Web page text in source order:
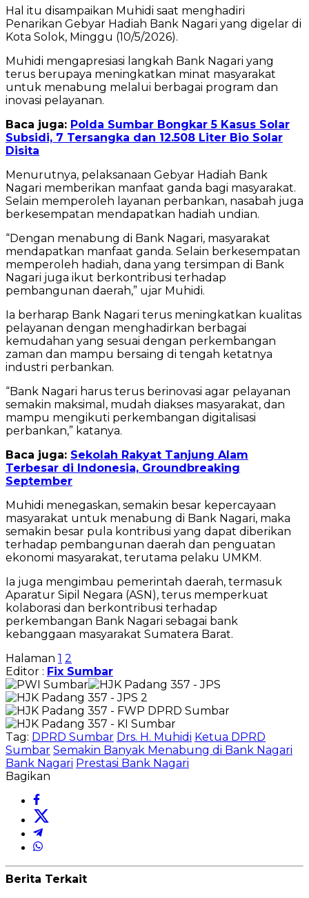
Hal itu disampaikan Muhidi saat menghadiri
Penarikan Gebyar Hadiah Bank Nagari yang digelar di
Kota Solok, Minggu (10/5/2026).
Muhidi mengapresiasi langkah Bank Nagari yang
terus berupaya meningkatkan minat masyarakat
untuk menabung melalui berbagai program dan
inovasi pelayanan.
Baca juga: Polda Sumbar Bongkar 5 Kasus Solar
Subsidi, 7 Tersangka dan 12.508 Liter Bio Solar
Disita
Menurutnya, pelaksanaan Gebyar Hadiah Bank
Nagari memberikan manfaat ganda bagi masyarakat.
Selain memperoleh layanan perbankan, nasabah juga
berkesempatan mendapatkan hadiah undian.
“Dengan menabung di Bank Nagari, masyarakat
mendapatkan manfaat ganda. Selain berkesempatan
memperoleh hadiah, dana yang tersimpan di Bank
Nagari juga ikut berkontribusi terhadap
pembangunan daerah,” ujar Muhidi.
Ia berharap Bank Nagari terus meningkatkan kualitas
pelayanan dengan menghadirkan berbagai
kemudahan yang sesuai dengan perkembangan
zaman dan mampu bersaing di tengah ketatnya
industri perbankan.
“Bank Nagari harus terus berinovasi agar pelayanan
semakin maksimal, mudah diakses masyarakat, dan
mampu mengikuti perkembangan digitalisasi
perbankan,” katanya.
Baca juga: Sekolah Rakyat Tanjung Alam
Terbesar di Indonesia, Groundbreaking
September
Muhidi menegaskan, semakin besar kepercayaan
masyarakat untuk menabung di Bank Nagari, maka
semakin besar pula kontribusi yang dapat diberikan
terhadap pembangunan daerah dan penguatan
ekonomi masyarakat, terutama pelaku UMKM.
Ia juga mengimbau pemerintah daerah, termasuk
Aparatur Sipil Negara (ASN), terus memperkuat
kolaborasi dan berkontribusi terhadap
perkembangan Bank Nagari sebagai bank
kebanggaan masyarakat Sumatera Barat.
Halaman 1 2
Editor : Fix Sumbar
Tag: DPRD Sumbar Drs. H. Muhidi Ketua DPRD
Sumbar Semakin Banyak Menabung di Bank Nagari
Bank Nagari Prestasi Bank Nagari
Bagikan
Berita Terkait